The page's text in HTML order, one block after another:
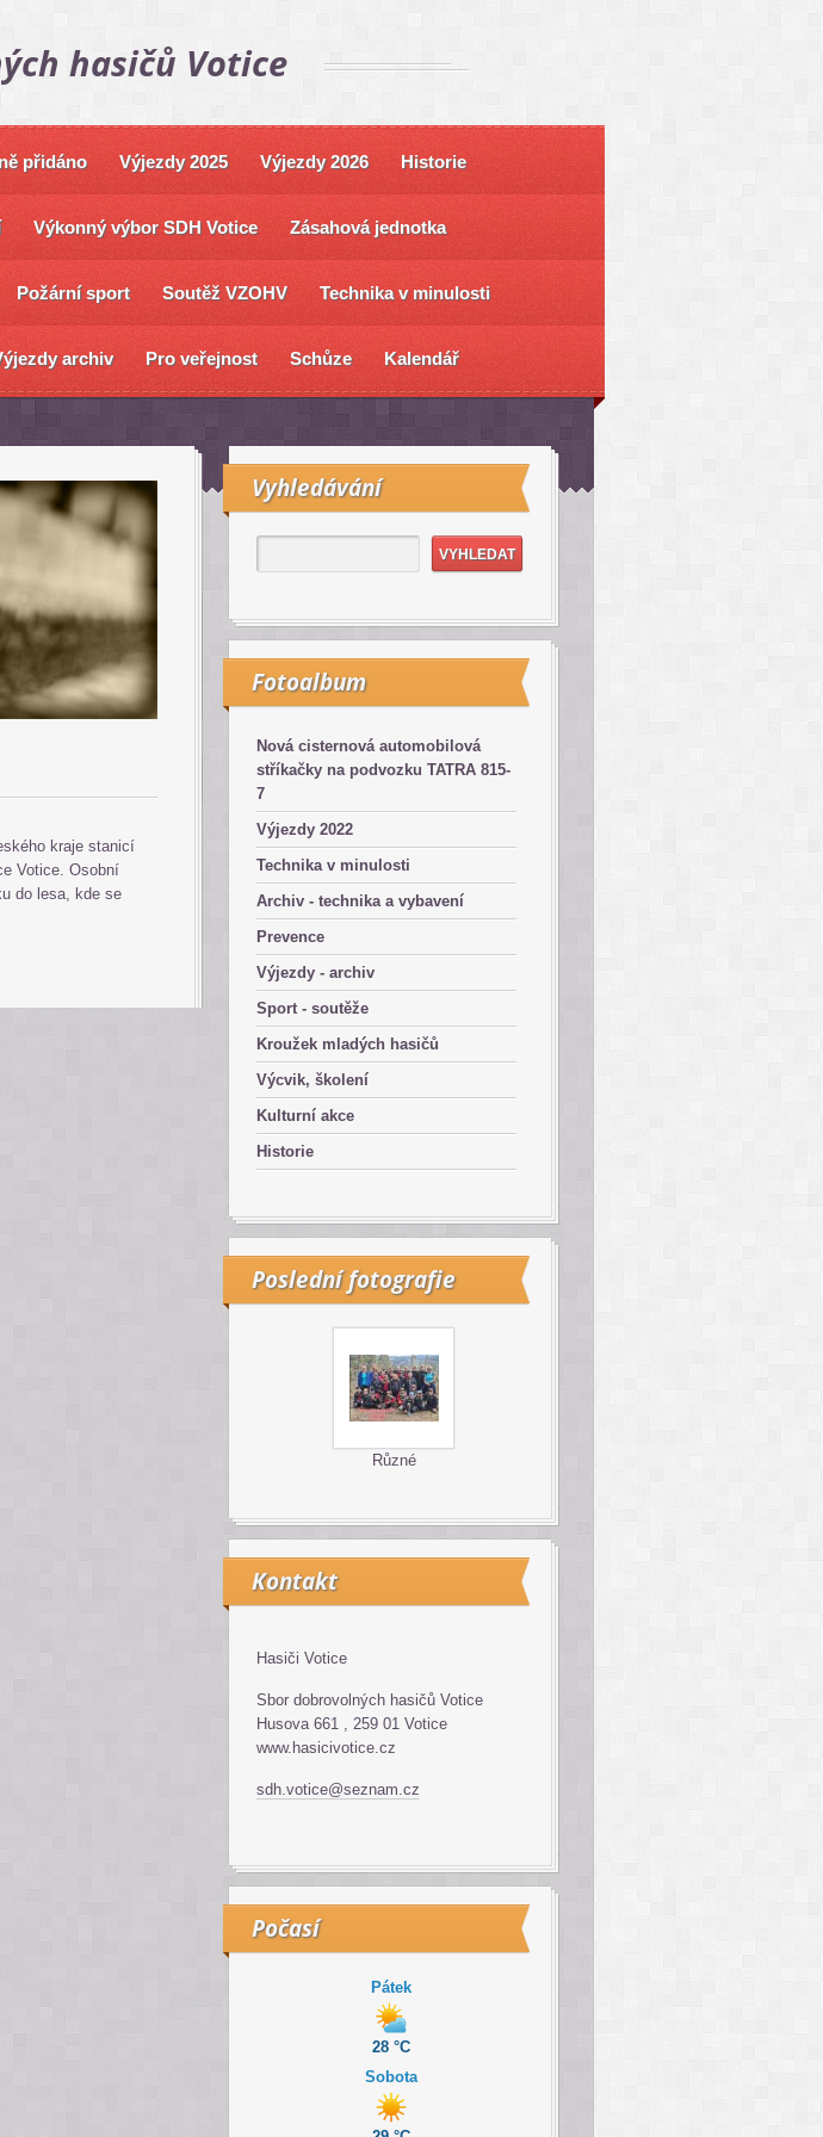
hasičů Votice
přidáno Výjezdy 2025 Výjezdy 2026 Historie
Výkonný výbor SDH Votice Zásahová jednotka
Požární sport Soutěž VZOHV Technika v minulosti
archiv Pro veřejnost Schůze Kalendář
kraje stanicí
Votice. Osobní
do lesa, kde se
Vyhledávání
Fotoalbum
Nová cisternová automobilová
stříkačky na podvozku TATRA 815-
7
Výjezdy 2022
Technika v minulosti
Archiv - technika a vybavení
Prevence
Výjezdy - archiv
Sport - soutěže
Kroužek mladých hasičů
Výcvik, školení
Kulturní akce
Historie
Poslední fotografie
Různé
Kontakt
Hasiči Votice
Sbor dobrovolných hasičů Votice
Husova 661 , 259 01 Votice
www.hasicivotice.cz
sdh.votice@seznam.cz
Počasí
Pátek
28 °C
Sobota